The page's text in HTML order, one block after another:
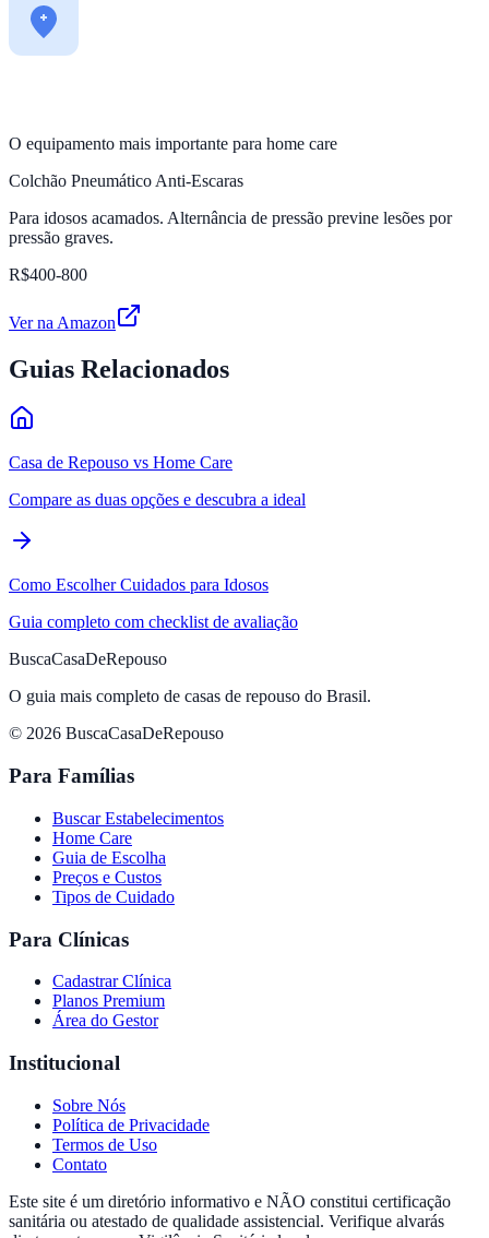
O equipamento mais importante para home care
Colchão Pneumático Anti-Escaras
Para idosos acamados. Alternância de pressão previne lesões por
pressão graves.
R$400-800
Ver na Amazon
Guias Relacionados
Casa de Repouso vs Home Care
Compare as duas opções e descubra a ideal
Como Escolher Cuidados para Idosos
Guia completo com checklist de avaliação
BuscaCasaDeRepouso
O guia mais completo de casas de repouso do Brasil.
© 2026 BuscaCasaDeRepouso
Para Famílias
Buscar Estabelecimentos
Home Care
Guia de Escolha
Preços e Custos
Tipos de Cuidado
Para Clínicas
Cadastrar Clínica
Planos Premium
Área do Gestor
Institucional
Sobre Nós
Política de Privacidade
Termos de Uso
Contato
Este site é um diretório informativo e NÃO constitui certificação
sanitária ou atestado de qualidade assistencial. Verifique alvarás